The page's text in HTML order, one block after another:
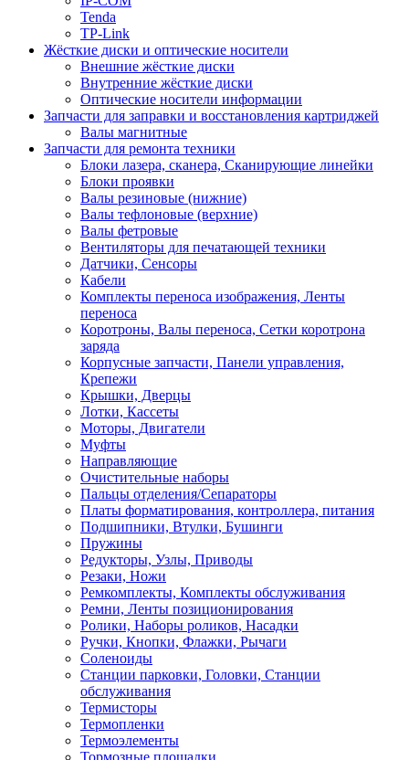
Tenda
TP-Link
Жёсткие диски и оптические носители
Внешние жёсткие диски
Внутренние жёсткие диски
Оптические носители информации
Запчасти для заправки и восстановления картриджей
Валы магнитные
Запчасти для ремонта техники
Блоки лазера, сканера, Сканирующие линейки
Блоки проявки
Валы резиновые (нижние)
Валы тефлоновые (верхние)
Валы фетровые
Вентиляторы для печатающей техники
Датчики, Сенсоры
Кабели
Комплекты переноса изображения, Ленты
переноса
Коротроны, Валы переноса, Сетки коротрона
заряда
Корпусные запчасти, Панели управления,
Крепежи
Крышки, Дверцы
Лотки, Кассеты
Моторы, Двигатели
Муфты
Направляющие
Очистительные наборы
Пальцы отделения/Сепараторы
Платы форматирования, контроллера, питания
Подшипники, Втулки, Бушинги
Пружины
Редукторы, Узлы, Приводы
Резаки, Ножи
Ремкомплекты, Комплекты обслуживания
Ремни, Ленты позиционирования
Ролики, Наборы роликов, Насадки
Ручки, Кнопки, Флажки, Рычаги
Соленоиды
Станции парковки, Головки, Станции
обслуживания
Термисторы
Термопленки
Термоэлементы
Тормозные площадки